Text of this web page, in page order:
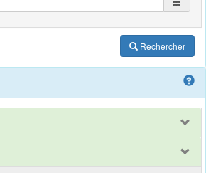
Rechercher